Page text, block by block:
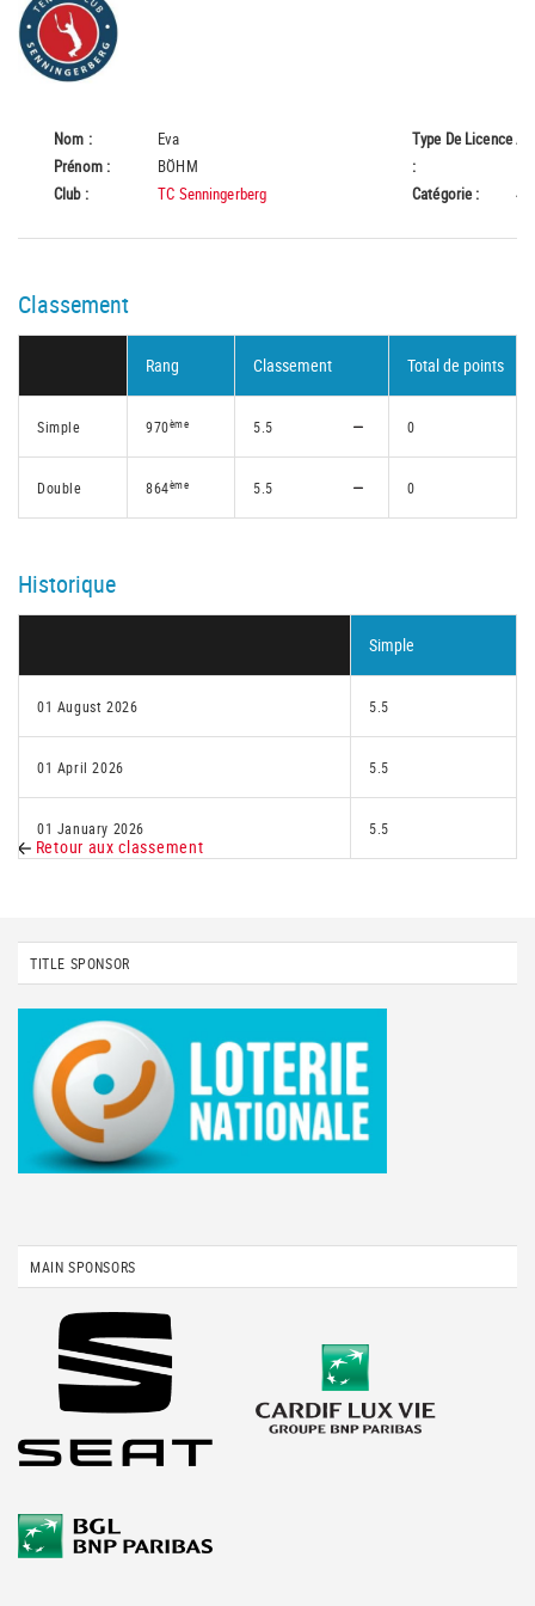
Nom :
Eva
Prénom :
BÖHM
Club :
TC Senningerberg
Type De Licence
:
A
Catégorie :
Classement
Rang Classement Total de points
Simple 970ème 5.5 0
Double 864ème 5.5 0
Historique
Simple
01 August 2026 5.5
01 April 2026 5.5
01 January 2026 5.5
Retour aux classement
TITLE SPONSOR
MAIN SPONSORS